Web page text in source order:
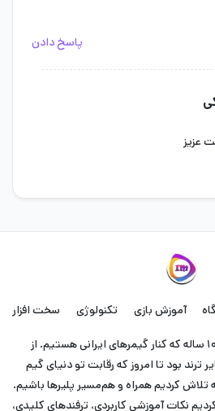
پاسخ دادن
عزیز
آموزش بازی تکنولوژی سخت افزار
ما در ایران موجو، بیش از ۱۰ ساله که کنار گیمرهای ایرانی هستیم. از
ترند بود تا امروز که رقابت تو دنیای گیم
کردیم همراه و هم‌مسیر پلیرها باشیم.
نکات آموزشی کاربردی، ترفندهای کلیدی،